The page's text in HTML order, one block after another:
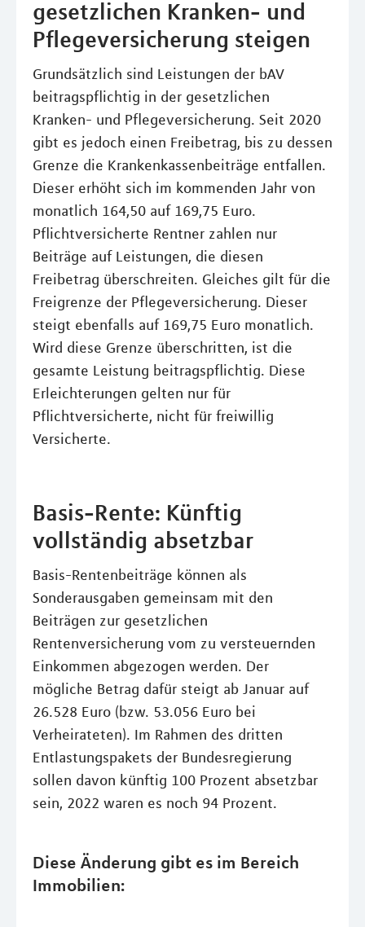
gesetzlichen Kranken- und
Pflegeversicherung steigen
Grundsätzlich sind Leistungen der bAV
beitragspflichtig in der gesetzlichen
Kranken- und Pflegeversicherung. Seit 2020
gibt es jedoch einen Freibetrag, bis zu dessen
Grenze die Krankenkassenbeiträge entfallen.
Dieser erhöht sich im kommenden Jahr von
monatlich 164,50 auf 169,75 Euro.
Pflichtversicherte Rentner zahlen nur
Beiträge auf Leistungen, die diesen
Freibetrag überschreiten. Gleiches gilt für die
Freigrenze der Pflegeversicherung. Dieser
steigt ebenfalls auf 169,75 Euro monatlich.
Wird diese Grenze überschritten, ist die
gesamte Leistung beitragspflichtig. Diese
Erleichterungen gelten nur für
Pflichtversicherte, nicht für freiwillig
Versicherte.
Basis-Rente: Künftig
vollständig absetzbar
Basis-Rentenbeiträge können als
Sonderausgaben gemeinsam mit den
Beiträgen zur gesetzlichen
Rentenversicherung vom zu versteuernden
Einkommen abgezogen werden. Der
mögliche Betrag dafür steigt ab Januar auf
26.528 Euro (bzw. 53.056 Euro bei
Verheirateten). Im Rahmen des dritten
Entlastungspakets der Bundesregierung
sollen davon künftig 100 Prozent absetzbar
sein, 2022 waren es noch 94 Prozent.
Diese Änderung gibt es im Bereich
Immobilien: